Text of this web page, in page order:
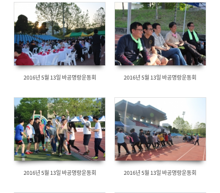
2016년 5월 13일 바공명랑운동회 2016년 5월 13일 바공명랑운동회
2016년 5월 13일 바공명랑운동회 2016년 5월 13일 바공명랑운동회